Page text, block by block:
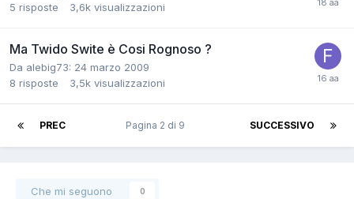
5 risposte 3,6k visualizzazioni
Ma Twido Swite è Cosi Rognoso ?
Da alebig73: 24 marzo 2009
8 risposte 3,5k visualizzazioni
PREC SUCCESSIVO
Pagina 2 di 9
Che mi seguono 0